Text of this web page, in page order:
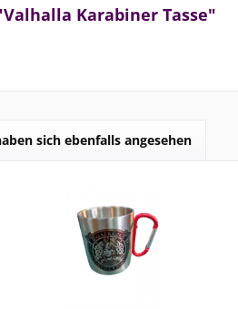
Karabiner Tasse"
sich ebenfalls angesehen